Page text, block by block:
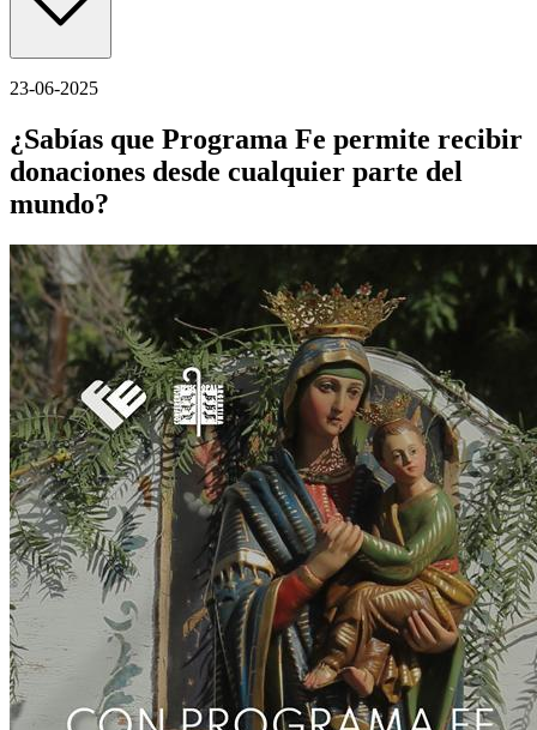
23-06-2025
¿Sabías que Programa Fe permite recibir
donaciones desde cualquier parte del
mundo?